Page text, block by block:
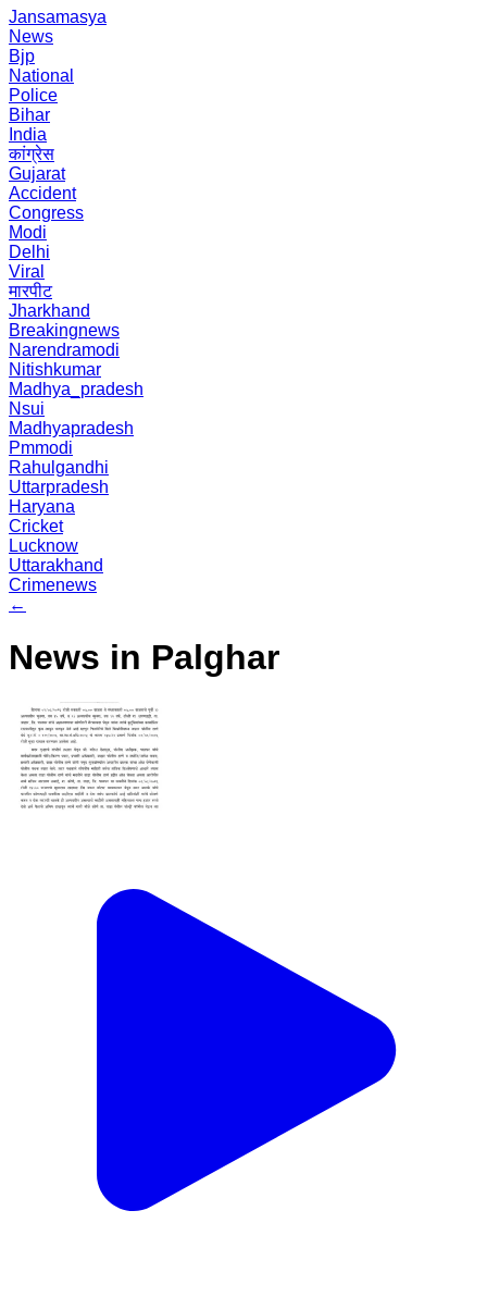
Jansamasya
News
Bjp
National
Police
Bihar
India
कांग्रेस
Gujarat
Accident
Congress
Modi
Delhi
Viral
मारपीट
Jharkhand
Breakingnews
Narendramodi
Nitishkumar
Madhya_pradesh
Nsui
Madhyapradesh
Pmmodi
Rahulgandhi
Uttarpradesh
Haryana
Cricket
Lucknow
Uttarakhand
Crimenews
←
News in Palghar